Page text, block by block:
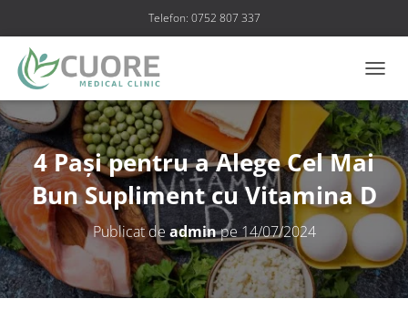
Telefon: 0752 807 337
O
M
U
T
A
G
A
R
4 Pași pentru a Alege Cel Mai
Bun Supliment cu Vitamina D
Publicat de adminpe14/07/2024